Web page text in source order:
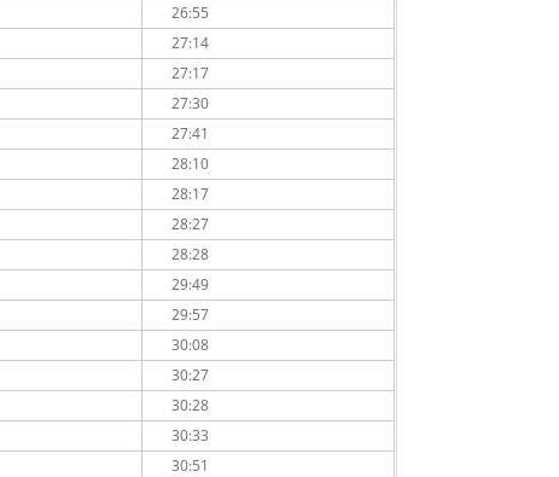
26:55
27:14
27:17
27:30
27:41
28:10
28:17
28:27
28:28
29:49
29:57
30:08
30:27
30:28
30:33
30:51